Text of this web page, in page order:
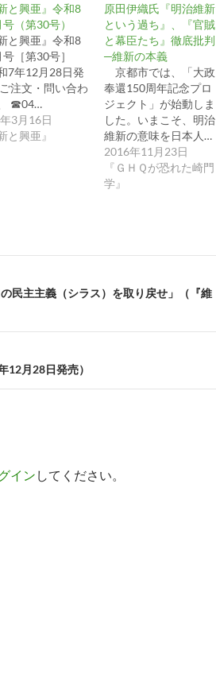
と興亜』令和8
（第30号）
と興亜』令和8
［第30号］
7年12月28日発
注文・問い合わ
☎04…
3月16日
と興亜』
原田伊織氏『明治維新
という過ち』、『官賊
と幕臣たち』徹底批判
─維新の本義
京都市では、「大政
奉還150周年記念プロ
ジェクト」が始動しま
した。いまこそ、明治
維新の意味を日本人…
2016年11月23日
『ＧＨＱが恐れた崎門
学』
民主主義（シラス）を取り戻せ」（『維
12月28日発売）
イン してください。